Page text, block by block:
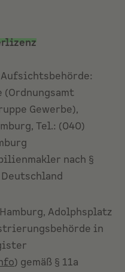
Gewerbe),
Tel.: (040)
nach §
Adolphsplatz
in
) gemäß § 11a